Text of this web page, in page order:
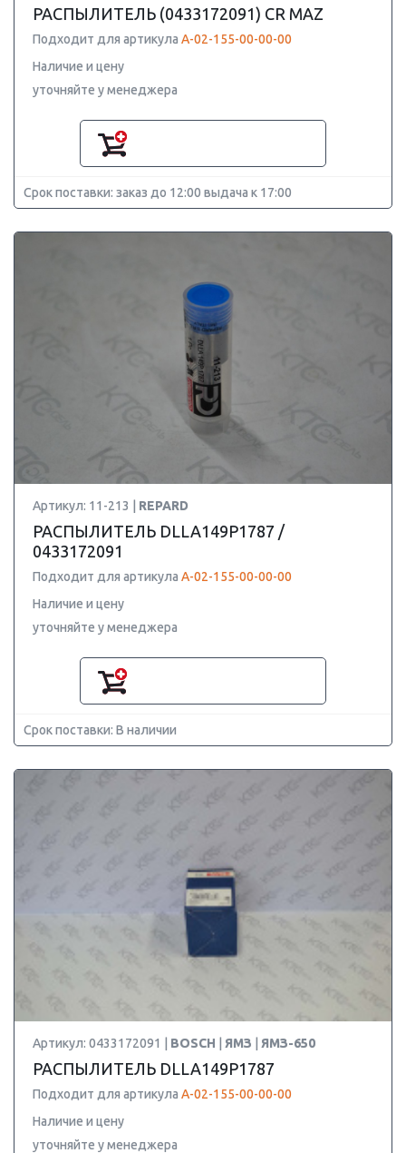
РАСПЫЛИТЕЛЬ (0433172091) CR MAZ
Подходит для артикула А-02-155-00-00-00
Наличие и цену
уточняйте у менеджера
Срок поставки: заказ до 12:00 выдача к 17:00
Артикул: 11-213 | REPARD
РАСПЫЛИТЕЛЬ DLLA149P1787 /
0433172091
Подходит для артикула А-02-155-00-00-00
Наличие и цену
уточняйте у менеджера
Срок поставки: В наличии
Артикул: 0433172091 | BOSCH ЯМЗ ЯМЗ-650
РАСПЫЛИТЕЛЬ DLLA149P1787
Подходит для артикула А-02-155-00-00-00
Наличие и цену
уточняйте у менеджера